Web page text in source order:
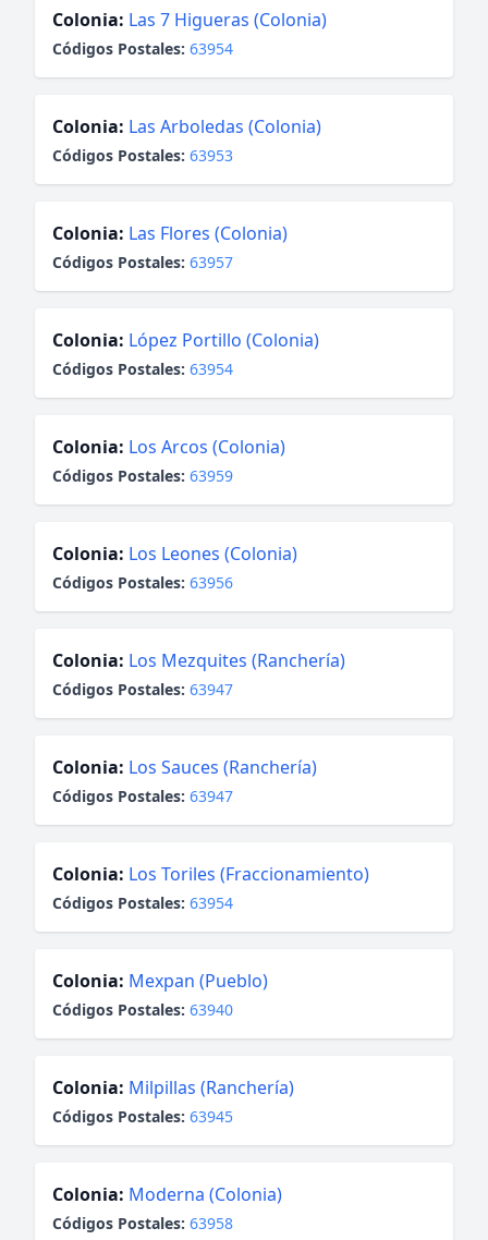
Colonia: Las 7 Higueras (Colonia)
Códigos Postales: 63954
Colonia: Las Arboledas (Colonia)
Códigos Postales: 63953
Colonia: Las Flores (Colonia)
Códigos Postales: 63957
Colonia: López Portillo (Colonia)
Códigos Postales: 63954
Colonia: Los Arcos (Colonia)
Códigos Postales: 63959
Colonia: Los Leones (Colonia)
Códigos Postales: 63956
Colonia: Los Mezquites (Ranchería)
Códigos Postales: 63947
Colonia: Los Sauces (Ranchería)
Códigos Postales: 63947
Colonia: Los Toriles (Fraccionamiento)
Códigos Postales: 63954
Colonia: Mexpan (Pueblo)
Códigos Postales: 63940
Colonia: Milpillas (Ranchería)
Códigos Postales: 63945
Colonia: Moderna (Colonia)
Códigos Postales: 63958